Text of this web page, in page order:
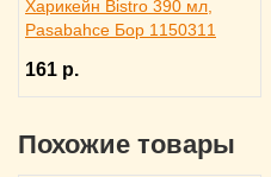
Харикейн Bistro 390 мл,
Pasabahce Бор 1150311
161 р.
Похожие товары